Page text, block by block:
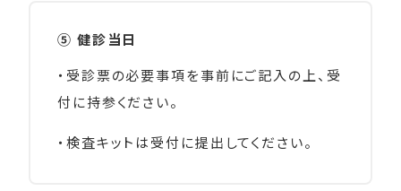
⑤ 健診当日
・受診票の必要事項を事前にご記入の上、受
付に持参ください。
・検査キットは受付に提出してください。